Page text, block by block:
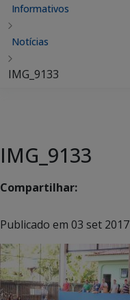
Informativos
Notícias
IMG_9133
IMG_9133
Compartilhar:
Publicado em 03 set 2017